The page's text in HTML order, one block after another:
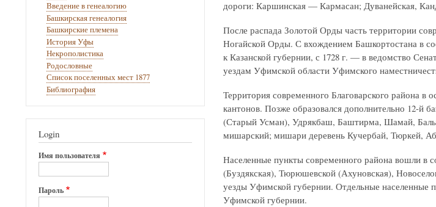
дороги: Каршинская — Кармасан; Дуванейская,
После распада Золотой Орды часть территории
Ногайской Орды. С вхождением Башкортостана в
к Казанской губернии, с 1728 г. — в ведомство
уездам Уфимской области Уфимского
Территория современного Благоварского района в
кантонов. Позже образовался дополнительно 12-й
(Старый Усман), Удрякбаш, Баштирма, Шамай,
мишарский; мишари деревень Кучербай, Тюркей,
Населенные пункты современного района вошли в
(Буздякская), Тюрюшевской (Ахуновская),
уезды Уфимской губернии. Отдельные
Уфимской губернии.
Введение в генеалогию
Башкирская генеалогия
Башкирские племена
История Уфы
Некрополистика
Родословные
Список поселенных мест 1877
Библиография
Login
Имя пользователя
Пароль